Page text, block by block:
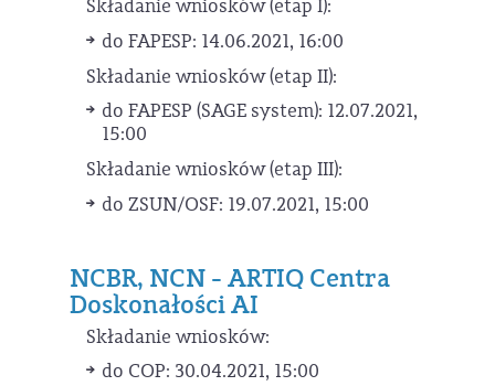
Składanie wniosków (etap I):
do FAPESP: 14.06.2021, 16:00
Składanie wniosków (etap II):
do FAPESP (SAGE system): 12.07.2021,
15:00
Składanie wniosków (etap III):
do ZSUN/OSF: 19.07.2021, 15:00
NCBR, NCN - ARTIQ Centra
Doskonałości AI
Składanie wniosków:
do COP: 30.04.2021, 15:00